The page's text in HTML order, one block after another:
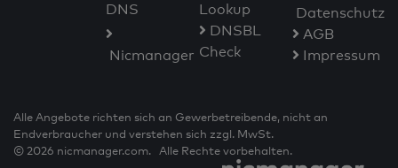
DNS
Nicmanager
Lookup
DNSBL
Check
Datenschutz
AGB
Impressum
Alle Angebote richten sich an Gewerbetreibende, nicht an
Endverbraucher und verstehen sich zzgl. MwSt.
© 2026 nicmanager.com. Alle Rechte vorbehalten.